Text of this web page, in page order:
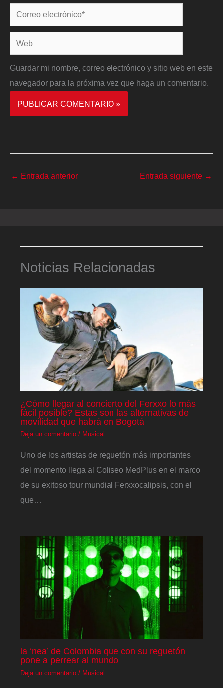
Correo
electrónico*
Web
Guardar mi nombre, correo electrónico y sitio web en este
navegador para la próxima vez que haga un comentario.
← Entrada anterior Entrada siguiente →
Noticias Relacionadas
¿Cómo llegar al concierto del Ferxxo lo más
fácil posible? Estas son las alternativas de
movilidad que habrá en Bogotá
Deja un comentario / Musical
Uno de los artistas de reguetón más importantes
del momento llega al Coliseo MedPlus en el marco
de su exitoso tour mundial Ferxxocalipsis, con el
que…
la ‘nea’ de Colombia que con su reguetón
pone a perrear al mundo
Deja un comentario / Musical